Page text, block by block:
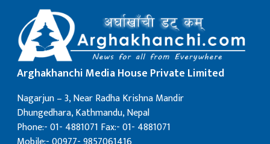
Arghakhanchi Media House Private Limited
Nagarjun – 3, Near Radha Krishna Mandir
Dhungedhara, Kathmandu, Nepal
Phone:- 01- 4881071 Fax:- 01- 4881071